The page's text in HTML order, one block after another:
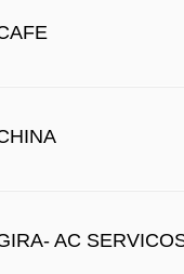
AC